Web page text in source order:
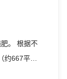
据不
667平方
议用量5-